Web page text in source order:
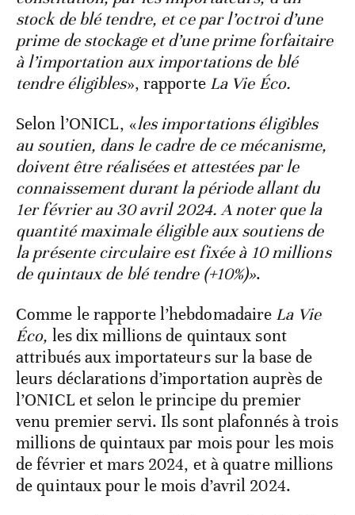
stock de blé tendre, et ce par l’octroi d’une
prime de stockage et d’une prime forfaitaire
à l’importation aux importations de blé
tendre éligibles», rapporte La Vie Éco.
Selon l’ONICL, «les importations éligibles
au soutien, dans le cadre de ce mécanisme,
doivent être réalisées et attestées par le
connaissement durant la période allant du
1er février au 30 avril 2024. A noter que la
quantité maximale éligible aux soutiens de
la présente circulaire est fixée à 10 millions
de quintaux de blé tendre (+10%)».
Comme le rapporte l’hebdomadaire La Vie
Éco, les dix millions de quintaux sont
attribués aux importateurs sur la base de
leurs déclarations d’importation auprès de
l’ONICL et selon le principe du premier
venu premier servi. Ils sont plafonnés à trois
millions de quintaux par mois pour les mois
de février et mars 2024, et à quatre millions
de quintaux pour le mois d’avril 2024.